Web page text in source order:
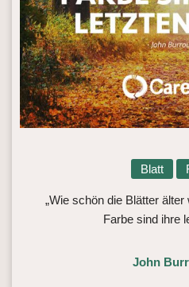
Blatt
„Wie schön die Blätter
Farbe sind ihre
John